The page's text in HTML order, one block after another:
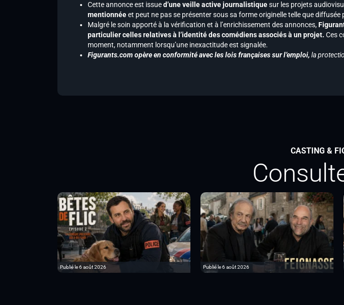
Cette annonce est issued’une veille active journalistiquesur les projets
mentionnéeet peut ne pas se présenter sous sa forme originelle telle que
Malgré le soin apporté à la vérification et à l’enrichissement des annonces,
particulier celles relatives à l’identité des comédiens associés à un projet. Ces
moment, notamment lorsqu’une inexactitude est signalée.
Figurants.com opère en conformité avec les lois françaises sur l’emploi, la
CASTING &
Publié le 6 août 2026 Publié le 6 août 2026